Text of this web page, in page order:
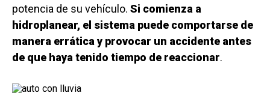
potencia de su vehículo. Si comienza a
hidroplanear, el sistema puede comportarse de
manera errática y provocar un accidente antes
de que haya tenido tiempo de reaccionar.